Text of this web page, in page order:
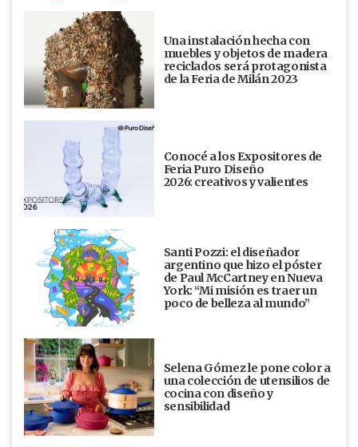
Una instalación hecha con
muebles y objetos de madera
reciclados será protagonista
de la Feria de Milán 2023
Conocé a los Expositores de
Feria Puro Diseño
2026: creativos y valientes
Santi Pozzi: el diseñador
argentino que hizo el póster
de Paul McCartney en Nueva
York: “Mi misión es traer un
poco de belleza al mundo”
Selena Gómez le pone color a
una colección de utensilios de
cocina con diseño y
sensibilidad